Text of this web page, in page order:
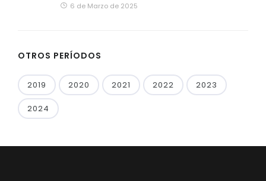
6 de Marzo de 2025
OTROS PERÍODOS
2019 2020 2021 2022 2023
2024